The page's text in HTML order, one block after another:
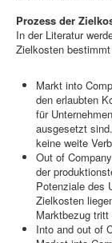
Prozess der
In der Literatur
Zielkosten
Markt into
den erlaubten
für
ausgesetzt
keine weite
Out of
der
Potenziale des
Zielkosten
Marktbezug tritt
Into and out of